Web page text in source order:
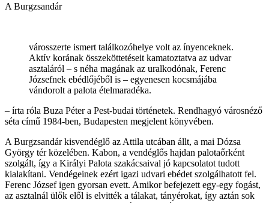
A Burgzsandár
városszerte ismert találkozóhelye volt az ínyenceknek.
Aktív korának összeköttetéseit kamatoztatva az udvar
asztaláról – s néha magának az uralkodónak, Ferenc
Józsefnek ebédlőjéből is – egyenesen kocsmájába
vándorolt a palota ételmaradéka.
– írta róla Buza Péter a Pest-budai történetek. Rendhagyó városnéző
séta című 1984-ben, Budapesten megjelent könyvében.
A Burgzsandár kisvendéglő az Attila utcában állt, a mai Dózsa
György tér közelében. Kabon, a vendéglős hajdan palotaőrként
szolgált, így a Királyi Palota szakácsaival jó kapcsolatot tudott
kialakítani. Vendégeinek ezért igazi udvari ebédet szolgálhatott fel.
Ferenc József igen gyorsan evett. Amikor befejezett egy-egy fogást,
az asztalnál ülők elől is elvitték a tálakat, tányérokat, így aztán sok